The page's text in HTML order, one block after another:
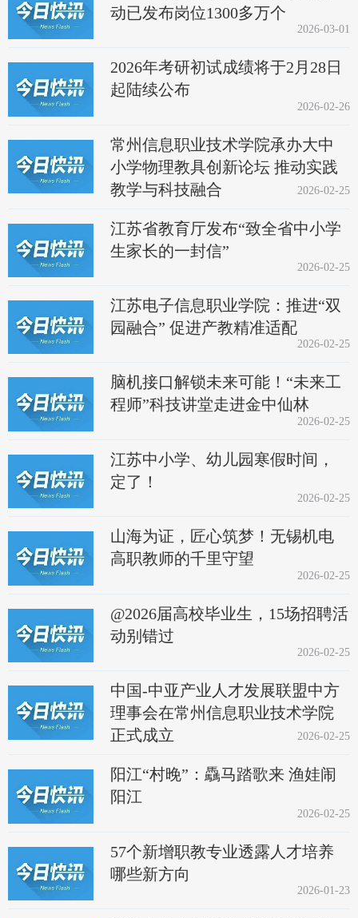
动已发布岗位1300多万个
2026-03-01
2026年考研初试成绩将于2月28日
起陆续公布
2026-02-26
常州信息职业技术学院承办大中
小学物理教具创新论坛 推动实践
教学与科技融合
2026-02-25
江苏省教育厅发布“致全省中小学
生家长的一封信”
2026-02-25
江苏电子信息职业学院：推进“双
园融合” 促进产教精准适配
2026-02-25
脑机接口解锁未来可能！“未来工
程师”科技讲堂走进金中仙林
2026-02-25
江苏中小学、幼儿园寒假时间，
定了！
2026-02-25
山海为证，匠心筑梦！无锡机电
高职教师的千里守望
2026-02-25
@2026届高校毕业生，15场招聘活
动别错过
2026-02-25
中国-中亚产业人才发展联盟中方
理事会在常州信息职业技术学院
正式成立
2026-02-25
阳江“村晚”：驫马踏歌来 渔娃闹
阳江
2026-02-25
57个新增职教专业透露人才培养
哪些新方向
2026-01-23